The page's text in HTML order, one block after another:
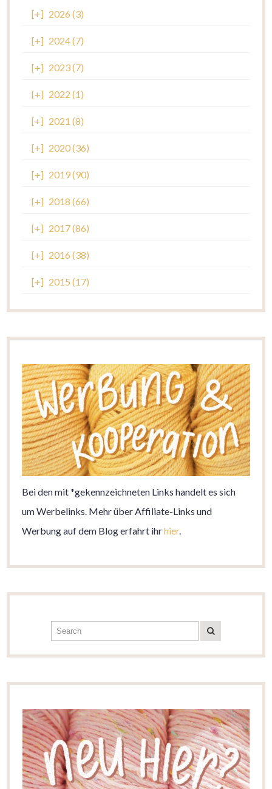
[+] 2026 (3)
[+] 2024 (7)
[+] 2023 (7)
[+] 2022 (1)
[+] 2021 (8)
[+] 2020 (36)
[+] 2019 (90)
[+] 2018 (66)
[+] 2017 (86)
[+] 2016 (38)
[+] 2015 (17)
Bei den mit *gekennzeichneten Links handelt es sich
um Werbelinks. Mehr über Affiliate-Links und
Werbung auf dem Blog erfahrt ihrhier.